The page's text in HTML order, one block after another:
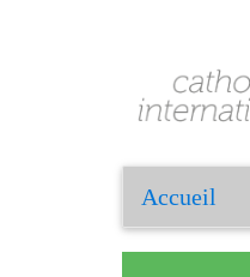
Accueil